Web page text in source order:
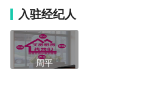
【程燕群】发布了【晋熙
【刘研英】发布了【农业
【微信用户】发布了【振
【陈孟明】发布了【振龙
【发哥:沙发墙面软包设】
入驻经纪人
周平